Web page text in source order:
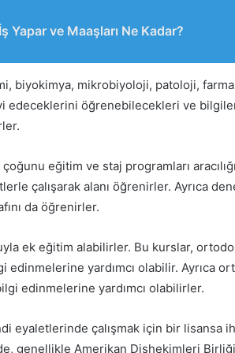
Yapar ve Maaşları Ne Kadar?
biyokimya, mikrobiyoloji, patoloji,
edeceklerini öğrenebilecekleri ve
eğitim ve staj programları
çalışarak alanı öğrenirler. Ayrıca
da öğrenirler.
ek eğitim alabilirler. Bu kurslar,
yardımcı olabilir. Ayrıca
edinmelerine yardımcı olabilirler.
eyaletlerinde çalışmak için bir lisansa
genellikle Amerikan Dişhekimleri Birliği